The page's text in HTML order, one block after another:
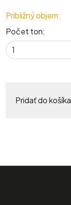
Približný objem:
Počet ton:
Pridať do košíka